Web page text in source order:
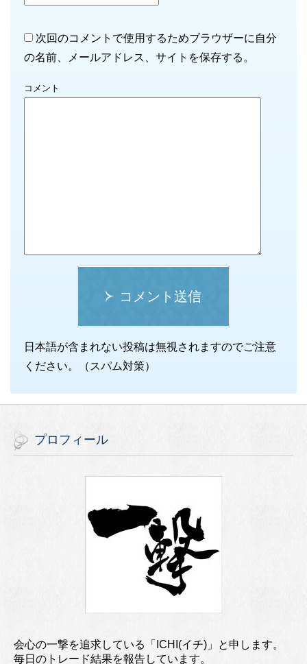
次回のコメントで使用するためブラウザーに自分
の名前、メールアドレス、サイトを保存する。
コメント
コメント送信
日本語が含まれない投稿は無視されますのでご注意
ください。（スパム対策）
プロフィール
会心の一撃を追求している「ICHI(イチ)」と申します。
毎日のトレード結果を報告しています。